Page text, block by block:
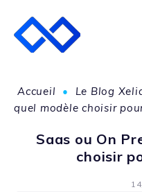
Accueil • Le Blog
quel modèle choisir
Saas ou On
choisir